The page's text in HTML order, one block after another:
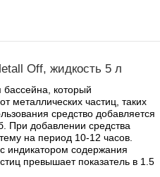
Off, жидкость 5 л
бассейна, который
металлических частиц, таких
средство добавляется
. При добавлении средства
на период 10-12 часов.
индикатором содержания
превышает показатель в 1.5